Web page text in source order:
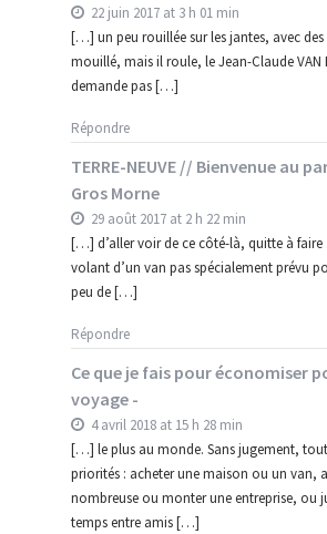
22 juin 2017 at 3 h 01 min
[…] un peu rouillée sur les jantes, avec des
mouillé, mais il roule, le Jean-Claude
demande pas […]
Répondre
TERRE-NEUVE // Bienvenue au
Gros Morne
29 août 2017 at 2 h 22 min
[…] d’aller voir de ce côté-là, quitte à faire
volant d’un van pas spécialement prévu
peu de […]
Répondre
Ce que je fais pour économiser
voyage -
4 avril 2018 at 15 h 28 min
[…] le plus au monde. Sans jugement,
priorités : acheter une maison ou un van,
nombreuse ou monter une entreprise, ou
temps entre amis […]